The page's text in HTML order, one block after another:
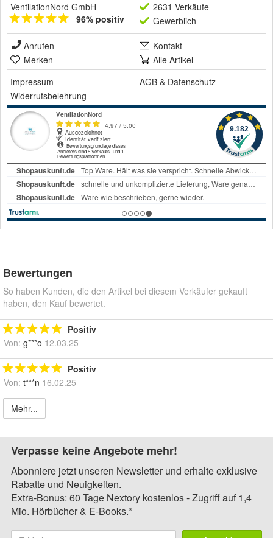
VentilationNord GmbH
96% positiv
2631 Verkäufe
Gewerblich
Anrufen
Kontakt
Merken
Alle Artikel
Impressum
AGB & Datenschutz
Widerrufsbelehrung
Bewertungen
So haben Kunden, die den Artikel bei diesem Verkäufer gekauft
haben, den Kauf bewertet.
Positiv
Von: g***o 12.03.25
Positiv
Von: t***n 16.02.25
Mehr...
Verpasse keine Angebote mehr!
Abonniere jetzt unseren Newsletter und erhalte exklusive
Rabatte und Neuigkeiten.
Extra-Bonus: 60 Tage Nextory kostenlos - Zugriff auf 1,4
Mio. Hörbücher & E-Books.*